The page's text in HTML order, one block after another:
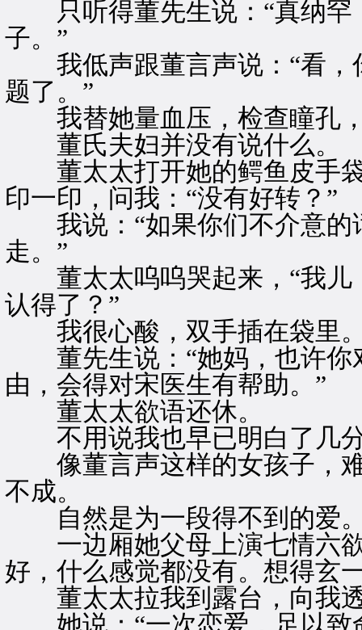
只听得董先生说：“真纳罕
子。”
我低声跟董言声说：“看，
题了。”
我替她量血压，检查瞳孔，
董氏夫妇并没有说什么。
董太太打开她的鳄鱼皮手袋
印一印，问我：“没有好转？”
我说：“如果你们不介意的
走。”
董太太呜呜哭起来，“我儿
认得了？”
我很心酸，双手插在袋里
董先生说：“她妈，也许你
由，会得对宋医生有帮助。”
董太太欲语还休。
不用说我也早已明白了几
像董言声这样的女孩子，难
不成。
自然是为一段得不到的爱
一边厢她父母上演七情六欲
好，什么感觉都没有。想得玄
董太太拉我到露台，向我